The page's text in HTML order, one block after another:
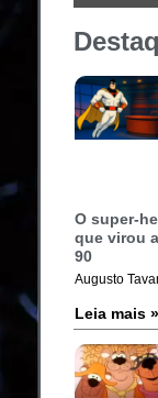
O super-
que virou
90
Augusto
Leia mais »